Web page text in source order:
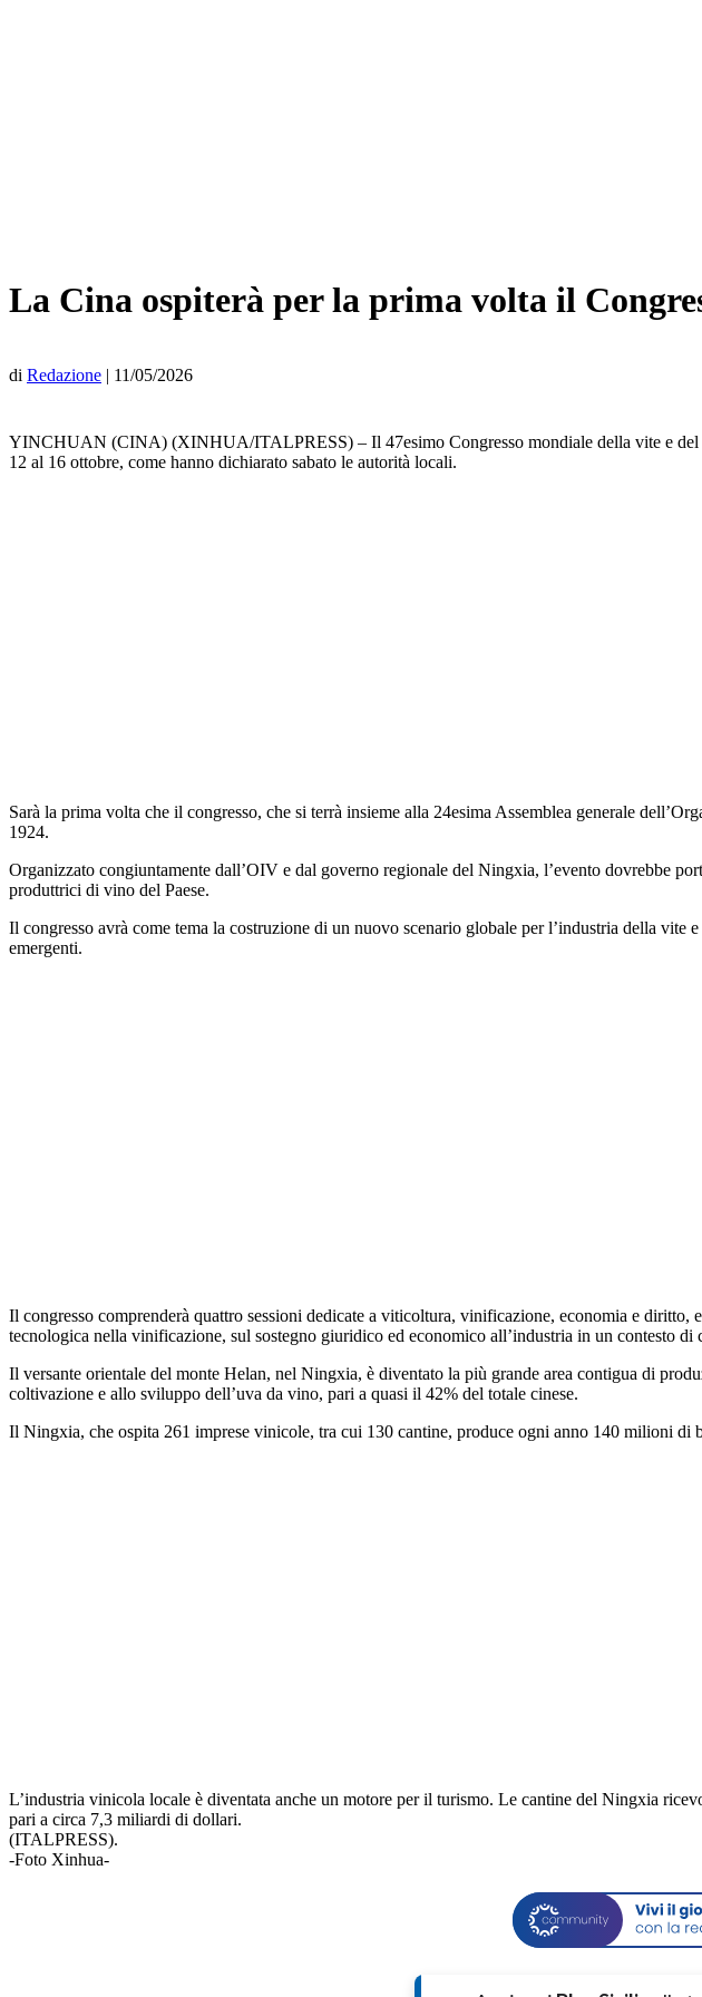
La Cina ospiterà per la prima volta il
di Redazione | 11/05/2026
YINCHUAN (CINA) (XINHUA/ITALPRESS) – Il 47esimo Congresso mondiale della vite e del
12 al 16 ottobre, come hanno dichiarato sabato le autorità locali.
Sarà la prima volta che il congresso, che si terrà insieme alla 24esima Assemblea generale
1924.
Organizzato congiuntamente dall’OIV e dal governo regionale del Ningxia, l’evento dovrebbe
produttrici di vino del Paese.
Il congresso avrà come tema la costruzione di un nuovo scenario globale per l’industria della
emergenti.
Il congresso comprenderà quattro sessioni dedicate a viticoltura, vinificazione, economia e
tecnologica nella vinificazione, sul sostegno giuridico ed economico all’industria in un contesto
Il versante orientale del monte Helan, nel Ningxia, è diventato la più grande area contigua di
coltivazione e allo sviluppo dell’uva da vino, pari a quasi il 42% del totale cinese.
Il Ningxia, che ospita 261 imprese vinicole, tra cui 130 cantine, produce ogni anno 140 milioni di
L’industria vinicola locale è diventata anche un motore per il turismo. Le cantine del Ningxia
pari a circa 7,3 miliardi di dollari.
(ITALPRESS).
-Foto Xinhua-